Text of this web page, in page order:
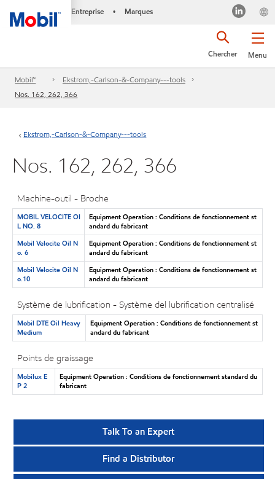
Entreprise • Marques
Menu
Chercher
Mobil™
Ekstrom,-Carlson-&-Company---tools
Nos. 162, 262, 366
Ekstrom,-Carlson-&-Company---tools
Nos. 162, 262, 366
Machine-outil - Broche
MOBIL VELOCITE OI
L NO. 8
Equipment Operation : Conditions de fonctionnement st
andard du fabricant
Mobil Velocite Oil N
o. 6
Equipment Operation : Conditions de fonctionnement st
andard du fabricant
Mobil Velocite Oil N
o.10
Equipment Operation : Conditions de fonctionnement st
andard du fabricant
Système de lubrification - Système del lubrification centralisé
Mobil DTE Oil Heavy
Medium
Equipment Operation : Conditions de fonctionnement st
andard du fabricant
Points de graissage
Mobilux E
P 2
Equipment Operation : Conditions de fonctionnement standard du
fabricant
Talk To an Expert
Find a Distributor